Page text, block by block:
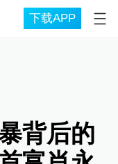
下载APP
背后的